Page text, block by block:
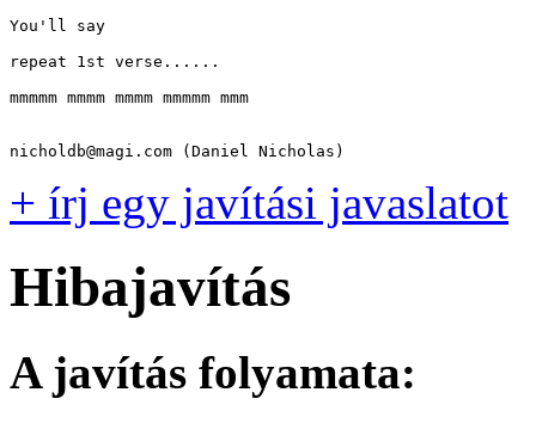
You'll say
repeat 1st verse......
mmmmm mmmm mmmm mmmmm mmm
+ írj egy javítási javaslatot
Hibajavítás
A javítás folyamata: